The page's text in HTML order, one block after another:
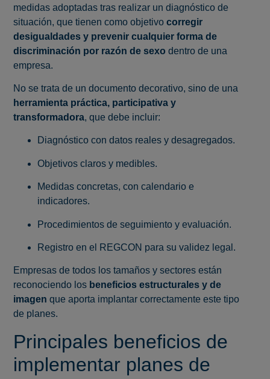
medidas adoptadas tras realizar un diagnóstico de
situación, que tienen como objetivo corregir
desigualdades y prevenir cualquier forma de
discriminación por razón de sexo dentro de una
empresa.
No se trata de un documento decorativo, sino de una
herramienta práctica, participativa y
transformadora, que debe incluir:
Diagnóstico con datos reales y desagregados.
Objetivos claros y medibles.
Medidas concretas, con calendario e
indicadores.
Procedimientos de seguimiento y evaluación.
Registro en el REGCON para su validez legal.
Empresas de todos los tamaños y sectores están
reconociendo los beneficios estructurales y de
imagen que aporta implantar correctamente este tipo
de planes.
Principales beneficios de
implementar planes de